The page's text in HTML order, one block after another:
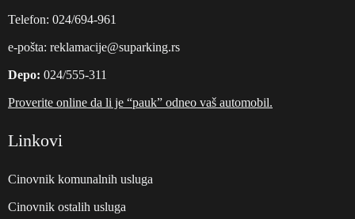
Telefon: 024/694-961
е-pošta: reklamacije@suparking.rs
Depo: 024/555-311
Proverite online da li je “pauk” odneo vaš automobil.
Linkovi
Cinovnik komunalnih usluga
Cinovnik ostalih usluga